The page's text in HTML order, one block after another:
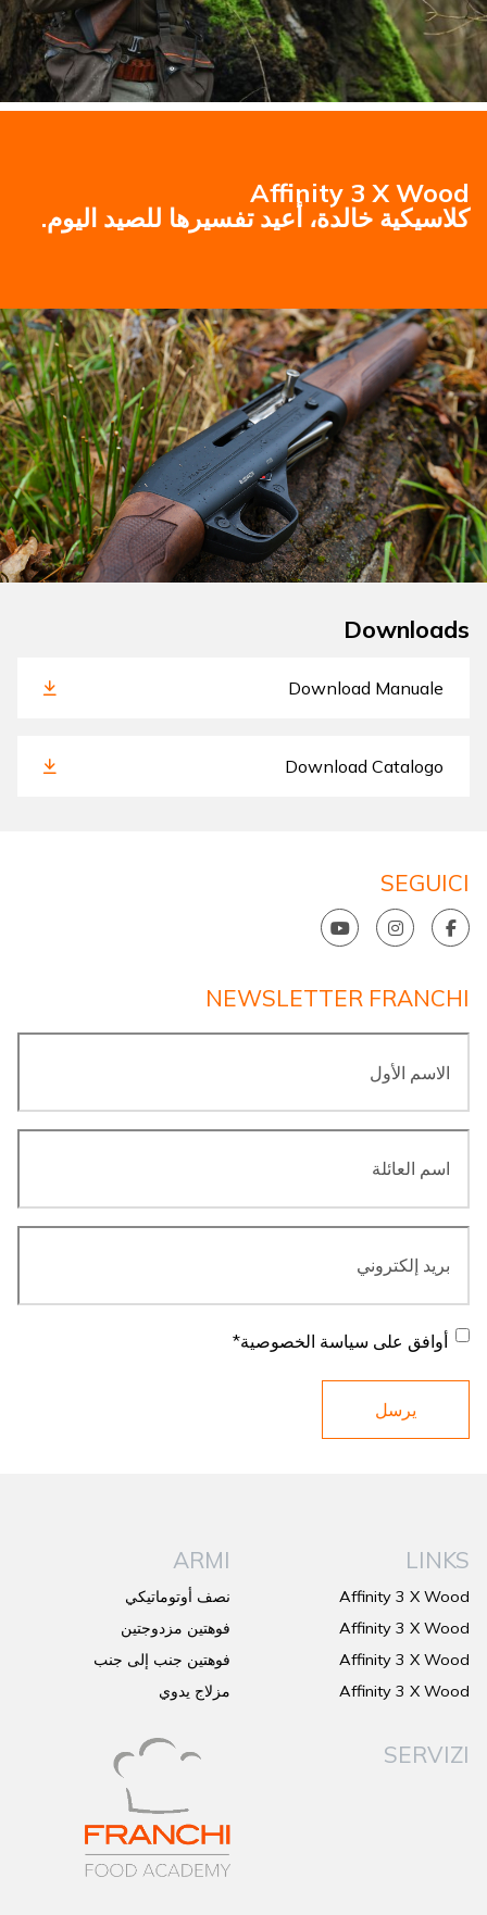
Affinity 3 X Wood
كلاسيكية خالدة، أعيد تفسيرها للصيد اليوم.
Downloads
Download Manuale
Download Catalogo
SEGUICI
NEWSLETTER FRANCHI
الأول*
العائلة*
إلكتروني*
موافقة *
أوافق على سياسة الخصوصية*
LINKS
Affinity 3 X Wood
Affinity 3 X Wood
Affinity 3 X Wood
Affinity 3 X Wood
ARMI
نصف أوتوماتيكي
فوهتين مزدوجتين
فوهتين جنب إلى جنب
مزلاج يدوي
SERVIZI